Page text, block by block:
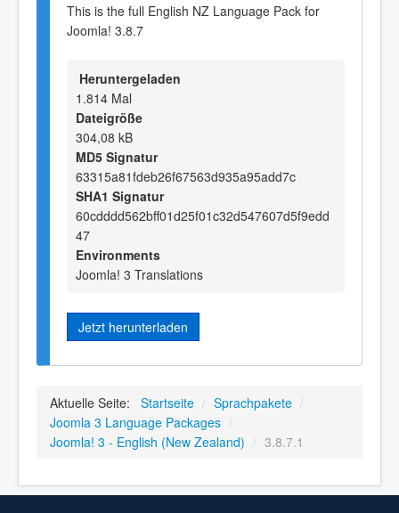
This is the full English NZ Language Pack for
Joomla! 3.8.7
Heruntergeladen
1.814 Mal
Dateigröße
304,08 kB
MD5 Signatur
63315a81fdeb26f67563d935a95add7c
SHA1 Signatur
60cdddd562bff01d25f01c32d547607d5f9edd
47
Environments
Joomla! 3 Translations
Jetzt herunterladen
Aktuelle Seite: Startseite / Sprachpakete /
Joomla 3 Language Packages /
Joomla! 3 - English (New Zealand) / 3.8.7.1